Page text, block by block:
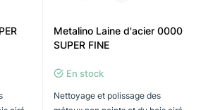
Metalino Laine d'acier 0000
SUPER FINE
En stock
Nettoyage et polissage des